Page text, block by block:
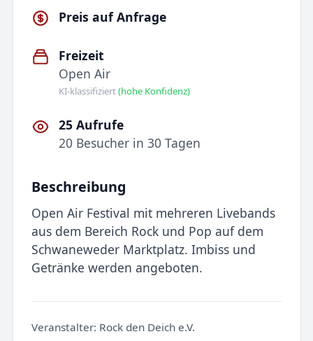
Preis auf Anfrage
Freizeit
Open Air
KI-klassifiziert(hohe Konfidenz)
25 Aufrufe
20 Besucher in 30 Tagen
Beschreibung
Open Air Festival mit mehreren Livebands
aus dem Bereich Rock und Pop auf dem
Schwaneweder Marktplatz. Imbiss und
Getränke werden angeboten.
Veranstalter: Rock den Deich e.V.